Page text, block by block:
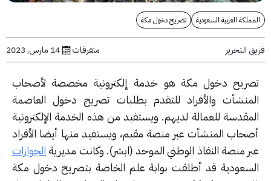
العربية السعودية تصريح دخول مكة
متفرقات 14 مارس, 2023
دخول مكة هو خدمة إلكترونية مخصصة لأصحاب
والأفراد للتقدم بطلبات تصريج دخول العاصمة
للعمالة لديهم. ويستفيد من هذه الخدمة الإلكترونية
المنشأت عبر منصة مقيم، ويستفيد منها أيضا الأفراد
منصة النفاذ الوطني الموحد (ابشر). وكانت مديريةالجوازات
قد أطلقت بوابة علم الخاصة بتصريح دخول مكة